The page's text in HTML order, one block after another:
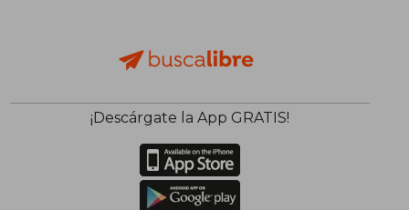
¡Descárgate la App GRATIS!